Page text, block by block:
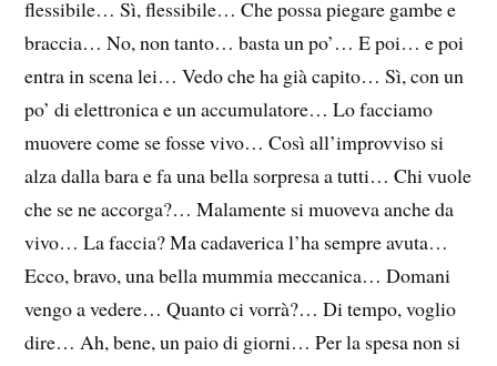
flessibile… Sì, flessibile… Che possa piegare gambe e
braccia… No, non tanto… basta un po’… E poi… e poi
entra in scena lei… Vedo che ha già capito… Sì, con un
po’ di elettronica e un accumulatore… Lo facciamo
muovere come se fosse vivo… Così all’improvviso si
alza dalla bara e fa una bella sorpresa a tutti… Chi vuole
che se ne accorga?… Malamente si muoveva anche da
vivo… La faccia? Ma cadaverica l’ha sempre avuta…
Ecco, bravo, una bella mummia meccanica… Domani
vengo a vedere… Quanto ci vorrà?… Di tempo, voglio
dire… Ah, bene, un paio di giorni… Per la spesa non si